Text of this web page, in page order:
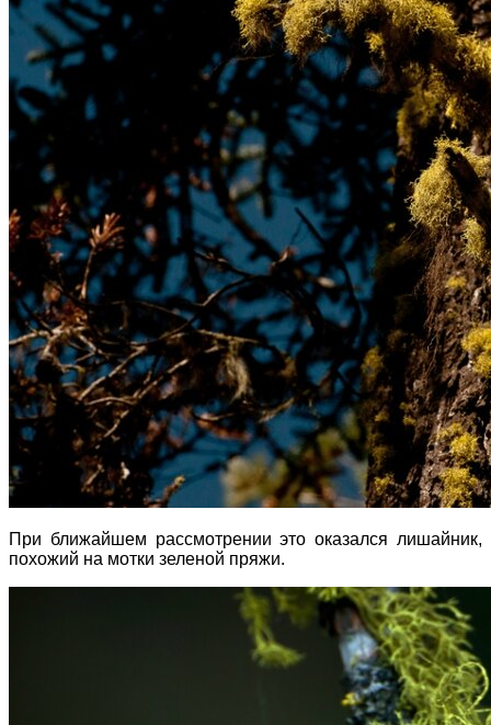
При ближайшем рассмотрении это оказался лишайник,
похожий на мотки зеленой пряжи.